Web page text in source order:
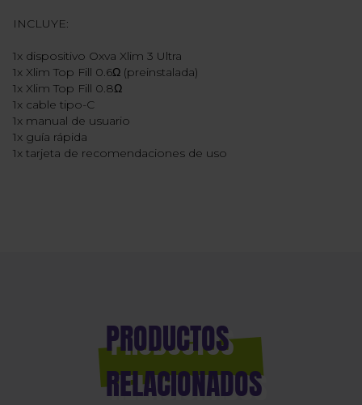
INCLUYE:
1x dispositivo Oxva Xlim 3 Ultra
1x Xlim Top Fill 0.6Ω (preinstalada)
1x Xlim Top Fill 0.8Ω
1x cable tipo-C
1x manual de usuario
1x guía rápida
1x tarjeta de recomendaciones de uso
PRODUCTOS
RELACIONADOS